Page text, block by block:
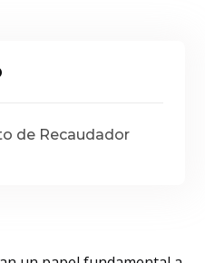
de Recaudador